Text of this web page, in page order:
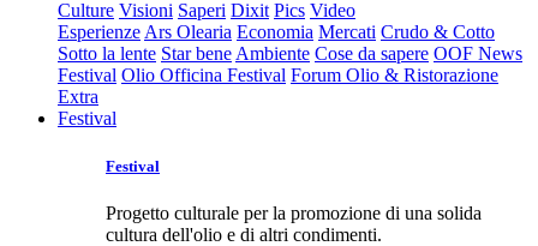
Culture Visioni Saperi Dixit Pics Video
Esperienze Ars Olearia Economia Mercati Crudo & Cotto
Sotto la lente Star bene Ambiente Cose da sapere OOF News
Festival Olio Officina Festival Forum Olio & Ristorazione
Extra
Festival
Festival
Progetto culturale per la promozione di una solida
cultura dell'olio e di altri condimenti.